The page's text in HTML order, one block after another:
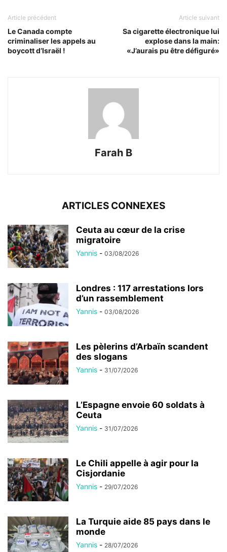
Article précédent
Le Canada compte
criminaliser les appels au
boycott d’Israël !
Article suivant
Sa cigarette électronique lui
explose dans la main:
«J’aurais pu être défiguré»
Farah B
ARTICLES CONNEXES
Ceuta au cœur de la crise
migratoire
Yannis - 03/08/2026
Londres : 117 arrestations lors
d’un rassemblement
Yannis - 03/08/2026
Les pèlerins d’Arbaïn scandent
des slogans
Yannis - 31/07/2026
L’Espagne envoie 60 soldats à
Ceuta
Yannis - 31/07/2026
Le Chili appelle à agir pour la
Cisjordanie
Yannis - 29/07/2026
La Turquie aide 85 pays dans le
monde
Yannis - 28/07/2026